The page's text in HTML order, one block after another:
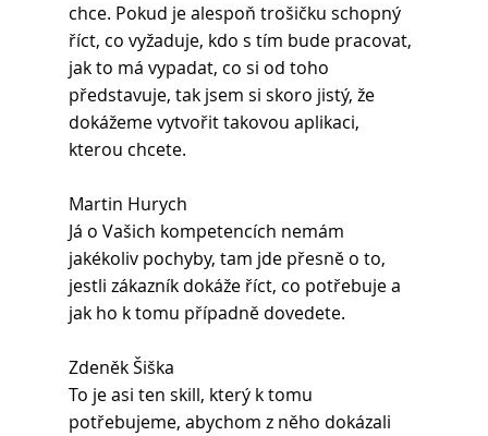
chce. Pokud je alespoň trošičku schopný
říct, co vyžaduje, kdo s tím bude pracovat,
jak to má vypadat, co si od toho
představuje, tak jsem si skoro jistý, že
dokážeme vytvořit takovou aplikaci,
kterou chcete.
Martin Hurych
Já o Vašich kompetencích nemám
jakékoliv pochyby, tam jde přesně o to,
jestli zákazník dokáže říct, co potřebuje a
jak ho k tomu případně dovedete.
Zdeněk Šiška
To je asi ten skill, který k tomu
potřebujeme, abychom z něho dokázali